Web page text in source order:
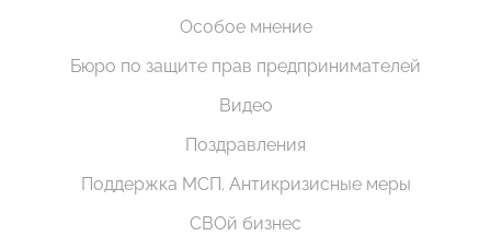
Особое мнение
Бюро по защите прав предпринимателей
Видео
Поздравления
Поддержка МСП. Антикризисные меры
СВОй бизнес